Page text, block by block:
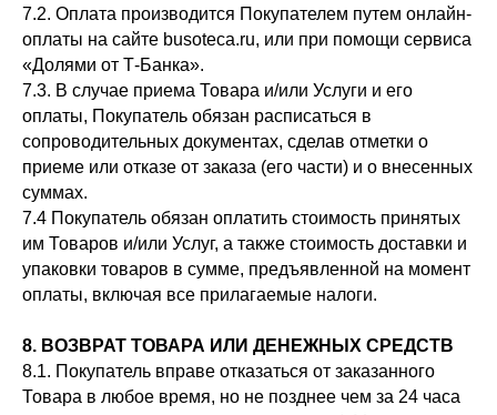
7.2. Оплата производится Покупателем путем онлайн-
оплаты на сайте busoteca.ru, или при помощи сервиса
«Долями от Т-Банка».
7.3. В случае приема Товара и/или Услуги и его
оплаты, Покупатель обязан расписаться в
сопроводительных документах, сделав отметки о
приеме или отказе от заказа (его части) и о внесенных
суммах.
7.4 Покупатель обязан оплатить стоимость принятых
им Товаров и/или Услуг, а также стоимость доставки и
упаковки товаров в сумме, предъявленной на момент
оплаты, включая все прилагаемые налоги.
8. ВОЗВРАТ ТОВАРА ИЛИ ДЕНЕЖНЫХ СРЕДСТВ
8.1. Покупатель вправе отказаться от заказанного
Товара в любое время, но не позднее чем за 24 часа